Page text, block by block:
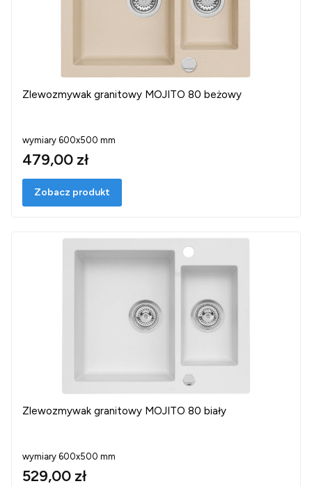
Zlewozmywak granitowy MOJITO 80 beżowy
wymiary 600x500 mm
479,00 zł
Zobacz produkt
Zlewozmywak granitowy MOJITO 80 biały
wymiary 600x500 mm
529,00 zł